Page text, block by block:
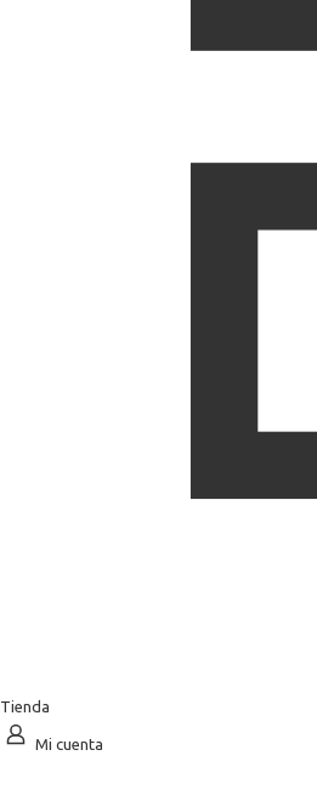
Tienda
Mi cuenta